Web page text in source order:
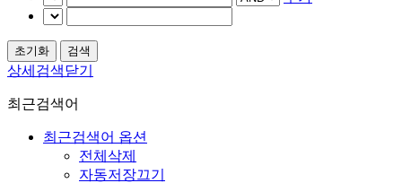
상세검색닫기
최근검색어
최근검색어 옵션
전체삭제
자동저장끄기